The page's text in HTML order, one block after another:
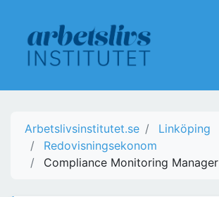
Arbetslivsinstitutet.se
Linköping
Redovisningsekonom
Compliance Monitoring Manager